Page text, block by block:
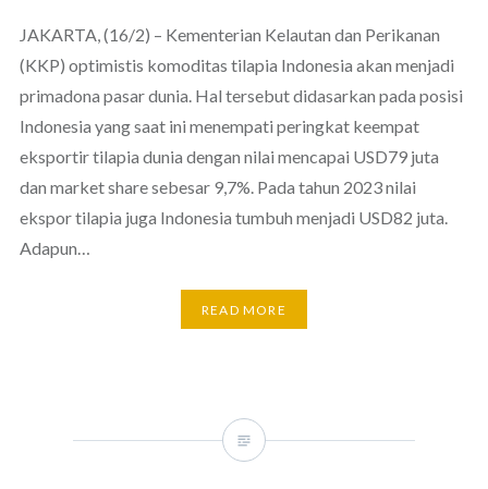
JAKARTA, (16/2) – Kementerian Kelautan dan Perikanan
(KKP) optimistis komoditas tilapia Indonesia akan menjadi
primadona pasar dunia. Hal tersebut didasarkan pada posisi
Indonesia yang saat ini menempati peringkat keempat
eksportir tilapia dunia dengan nilai mencapai USD79 juta
dan market share sebesar 9,7%. Pada tahun 2023 nilai
ekspor tilapia juga Indonesia tumbuh menjadi USD82 juta.
Adapun…
READ MORE